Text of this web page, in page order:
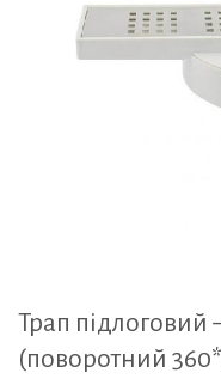
Трап підлоговий
(поворотний